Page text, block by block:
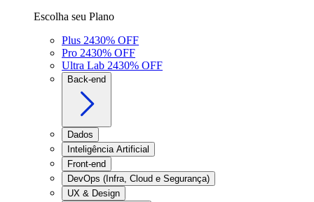
Escolha seu Plano
Plus 2430% OFF
Pro 2430% OFF
Ultra Lab 2430% OFF
Back-end
Dados
Inteligência Artificial
Front-end
DevOps (Infra, Cloud e Segurança)
UX & Design